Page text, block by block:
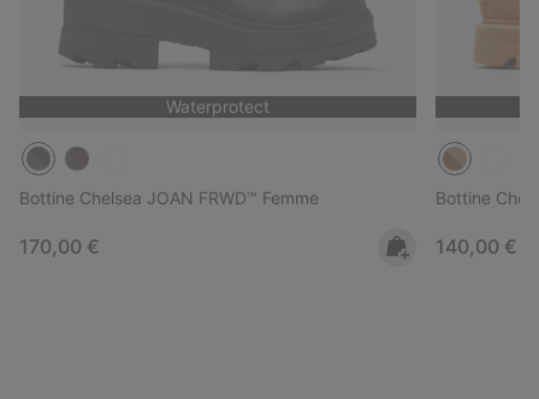
Waterprotect
Bottine Chelsea JOAN FRWD™ Femme
Regular price:
170,00 €
Bottine
Regular
140,00 €